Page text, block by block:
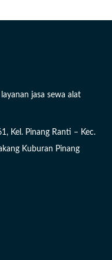
jasa sewa alat
Kel. Pinang Ranti – Kec.
Kuburan Pinang